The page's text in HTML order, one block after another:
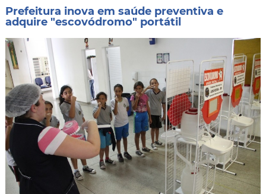
Prefeitura inova em saúde preventiva e
adquire "escovódromo" portátil